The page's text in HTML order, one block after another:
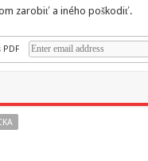
zarobiť a iného poškodiť.
PDF